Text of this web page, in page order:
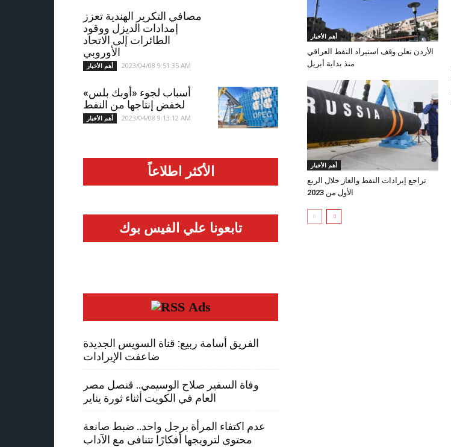
أهم الأخبار
الأردن تعلن وقف استيراد النفط العراقي
منذ بداية أبريل
أهم الأخبار
تراجع إيرادات النفط والغاز خلال الربع
الأول من 2023
مصافي التكرير الهندية تعزز
إمدادات الديزل ووقود
الطائرات إلى الاتحاد
الأوروبي
أهم الأخبار 2023/04/08 9:51:35 AM
أسباب لجوء «أوبك بلس»
لخفض إنتاجها من النفط
أهم الأخبار 2023/04/08 9:13:12 AM
الأكثر اطلاعاً
تابعونا علي الفيس بوك
Ads
الفريق أسامة ربيع: قناة السويس الجديدة
ضاعفت الإيرادات
وفاة السفير صلاح الوسيمي.. قنصل مصر
العام في الكويت أثناء ثورة يناير
عدم اكتفاء المرأة برجل واحد.. ضبط صانعة
محتوى لترويجها أفكارًا تتنافى مع الآداب